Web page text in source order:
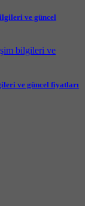
ve güncel
ve güncel fiyatları